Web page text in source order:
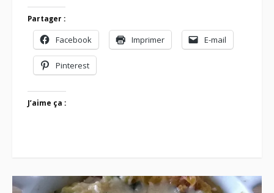
Partager :
Facebook Imprimer E-mail
Pinterest
J’aime ça :